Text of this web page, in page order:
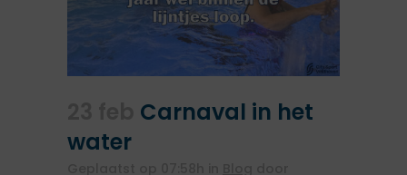
Carnaval in het
water